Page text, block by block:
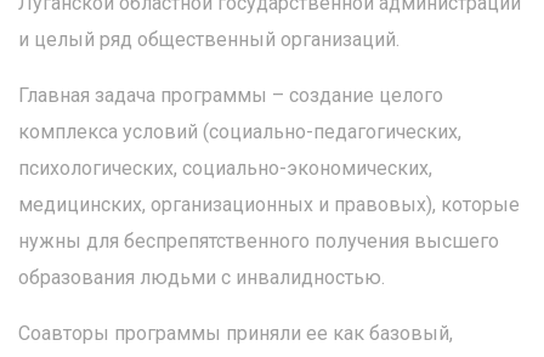
и целый ряд общественный организаций.
Главная задача программы – создание целого
комплекса условий (социально-педагогических,
психологических, социально-экономических,
медицинских, организационных и правовых), которые
нужны для беспрепятственного получения высшего
образования людьми с инвалидностью.
Соавторы программы приняли ее как базовый,